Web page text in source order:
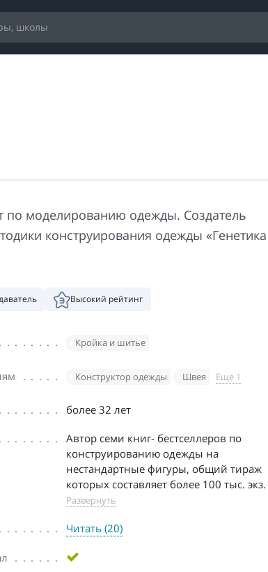
по моделированию одежды. Создатель
конструирования одежды «Генетика
Высокий рейтинг
Кройка и шитье
Конструктор одежды Швея Еще 1
более 32 лет
Автор семи книг- бестселлеров по
конструированию одежды на
нестандартные фигуры, общий тираж
которых составляет более 100 тыс. экз.
Развернуть
Читать (20)